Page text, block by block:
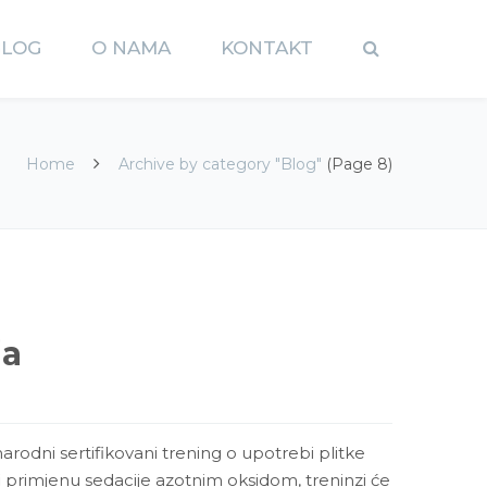
O NAMA KONTAKT
Home Archive by category "Blog" (Page 8)
sertifikovani trening o upotrebi plitke
sedacije azotnim oksidom, treninzi će